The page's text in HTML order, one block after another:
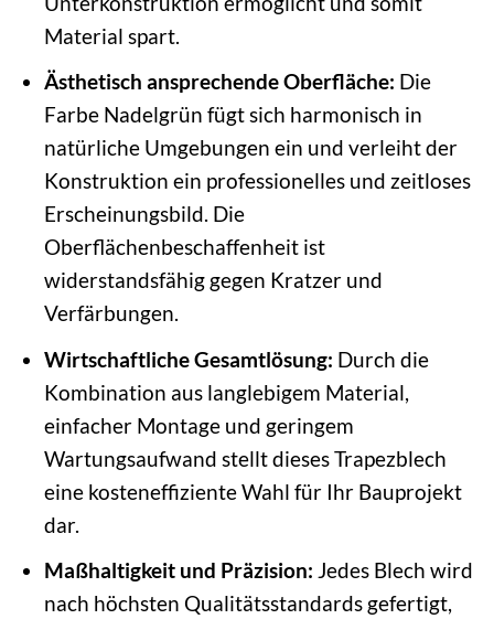
Material spart.
Ästhetisch ansprechende Oberfläche: Die
Farbe Nadelgrün fügt sich harmonisch in
natürliche Umgebungen ein und verleiht der
Konstruktion ein professionelles und zeitloses
Erscheinungsbild. Die
Oberflächenbeschaffenheit ist
widerstandsfähig gegen Kratzer und
Verfärbungen.
Wirtschaftliche Gesamtlösung: Durch die
Kombination aus langlebigem Material,
einfacher Montage und geringem
Wartungsaufwand stellt dieses Trapezblech
eine kosteneffiziente Wahl für Ihr Bauprojekt
dar.
Maßhaltigkeit und Präzision: Jedes Blech wird
nach höchsten Qualitätsstandards gefertigt,